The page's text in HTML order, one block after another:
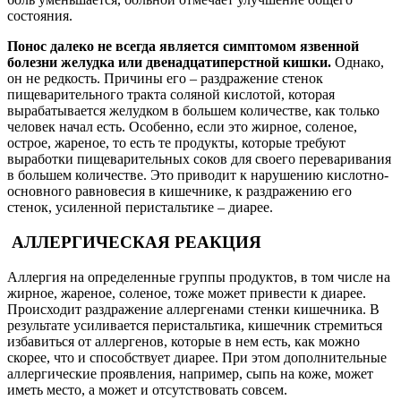
состояния.
Понос далеко не всегда является симптомом язвенной
болезни желудка или двенадцатиперстной кишки. Однако,
он не редкость. Причины его – раздражение стенок
пищеварительного тракта соляной кислотой, которая
вырабатывается желудком в большем количестве, как только
человек начал есть. Особенно, если это жирное, соленое,
острое, жареное, то есть те продукты, которые требуют
выработки пищеварительных соков для своего переваривания
в большем количестве. Это приводит к нарушению кислотно-
основного равновесия в кишечнике, к раздражению его
стенок, усиленной перистальтике – диарее.
АЛЛЕРГИЧЕСКАЯ РЕАКЦИЯ
Аллергия на определенные группы продуктов, в том числе на
жирное, жареное, соленое, тоже может привести к диарее.
Происходит раздражение аллергенами стенки кишечника. В
результате усиливается перистальтика, кишечник стремиться
избавиться от аллергенов, которые в нем есть, как можно
скорее, что и способствует диарее. При этом дополнительные
аллергические проявления, например, сыпь на коже, может
иметь место, а может и отсутствовать совсем.